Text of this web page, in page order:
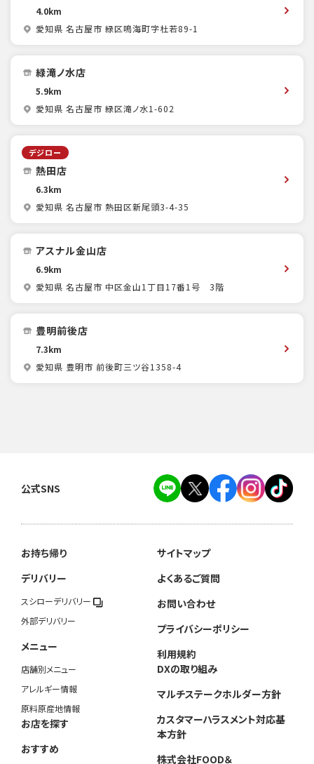
4.0km
愛知県 名古屋市 緑区鳴海町字杜若89-1
緑滝ノ水店
5.9km
愛知県 名古屋市 緑区滝ノ水1-602
デジロー
熱田店
6.3km
愛知県 名古屋市 熱田区新尾頭3-4-35
アスナル金山店
6.9km
愛知県 名古屋市 中区金山1丁目17番1号 3階
豊明前後店
7.3km
愛知県 豊明市 前後町三ツ谷1358-4
公式SNS
お持ち帰り
デリバリー
スシローデリバリー
外部デリバリー
メニュー
店舗別メニュー
アレルギー情報
原料原産地情報
お店を探す
おすすめ
サイトマップ
よくあるご質問
お問い合わせ
プライバシーポリシー
利用規約
DXの取り組み
マルチステークホルダー方針
カスタマーハラスメント対応基
本方針
株式会社FOOD＆